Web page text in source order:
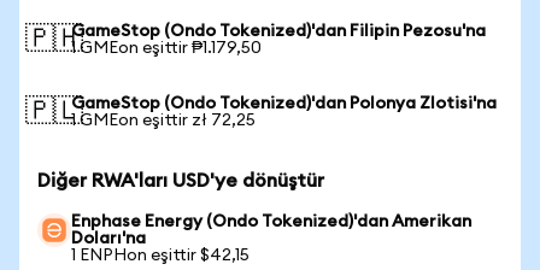
🇵🇭GameStop (Ondo Tokenized)'dan Filipin Pezosu'na
1 GMEon eşittir ₱1.179,50
🇵🇱GameStop (Ondo Tokenized)'dan Polonya Zlotisi'na
1 GMEon eşittir zł 72,25
Diğer RWA'ları USD'ye dönüştür
Enphase Energy (Ondo Tokenized)'dan Amerikan
Doları'na
1 ENPHon eşittir $42,15